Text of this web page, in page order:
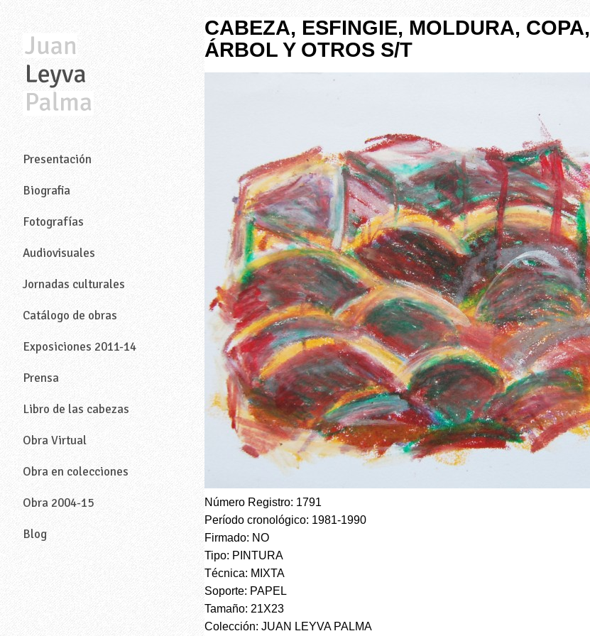
Presentación
Biografia
Fotografías
Audiovisuales
Jornadas culturales
Catálogo de obras
Exposiciones 2011-14
Prensa
Libro de las cabezas
Obra Virtual
Obra en colecciones
Obra 2004-15
Blog
CABEZA, ESFINGIE, MOLDURA, COPA,
ÁRBOL Y OTROS S/T
Número Registro: 1791
Período cronológico: 1981-1990
Firmado: NO
Tipo: PINTURA
Técnica: MIXTA
Soporte: PAPEL
Tamaño: 21X23
Colección: JUAN LEYVA PALMA